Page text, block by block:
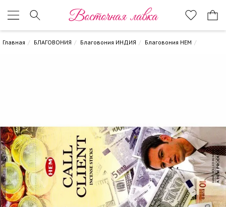
Восточная лавка
Главная БЛАГОВОНИЯ Благовония ИНДИЯ Благовония HEM